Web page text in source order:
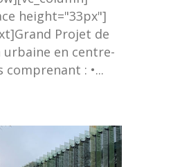
height="33px"]
Projet de
en centre-
: •...